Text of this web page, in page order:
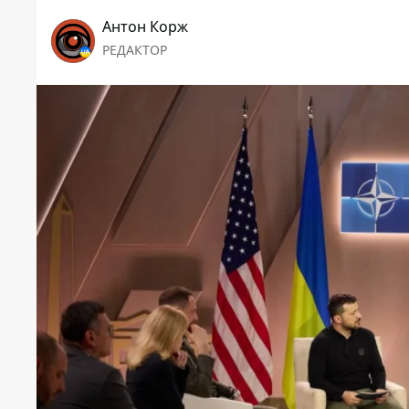
Антон Корж
РЕДАКТОР